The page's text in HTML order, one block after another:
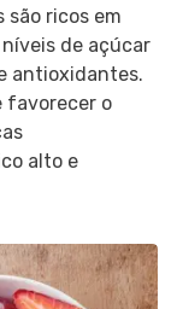
são ricos em
de açúcar
antioxidantes.
favorecer o
alto e